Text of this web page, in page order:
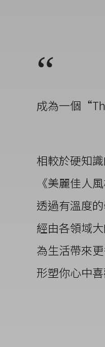
成為一個
相較於硬知
《美麗佳人
透過有溫度
經由各領域
為生活帶來
形塑你心中